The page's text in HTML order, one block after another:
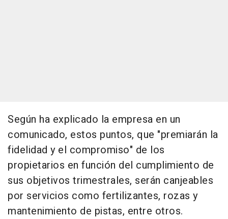
Según ha explicado la empresa en un
comunicado, estos puntos, que "premiarán la
fidelidad y el compromiso" de los
propietarios en función del cumplimiento de
sus objetivos trimestrales, serán canjeables
por servicios como fertilizantes, rozas y
mantenimiento de pistas, entre otros.